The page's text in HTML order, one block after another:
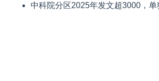
中科院分区2025年发文超3000，单